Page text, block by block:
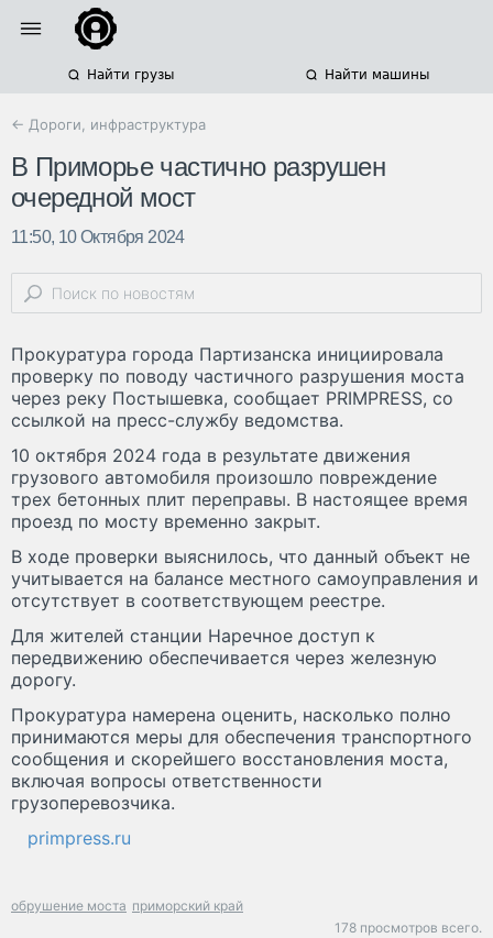
Найти грузы Найти машины
← Дороги, инфраструктура
В Приморье частично разрушен
очередной мост
11:50, 10 Октября 2024
Прокуратура города Партизанска инициировала
проверку по поводу частичного разрушения моста
через реку Постышевка, сообщает PRIMPRESS, со
ссылкой на пресс-службу ведомства.
10 октября 2024 года в результате движения
грузового автомобиля произошло повреждение
трех бетонных плит переправы. В настоящее время
проезд по мосту временно закрыт.
В ходе проверки выяснилось, что данный объект не
учитывается на балансе местного самоуправления и
отсутствует в соответствующем реестре.
Для жителей станции Наречное доступ к
передвижению обеспечивается через железную
дорогу.
Прокуратура намерена оценить, насколько полно
принимаются меры для обеспечения транспортного
сообщения и скорейшего восстановления моста,
включая вопросы ответственности
грузоперевозчика.
primpress.ru
обрушение моста приморский край
178 просмотров всего.